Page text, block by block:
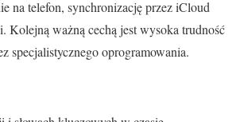
na telefon, synchronizację przez iCloud
Kolejną ważną cechą jest wysoka trudność
specjalistycznego oprogramowania.